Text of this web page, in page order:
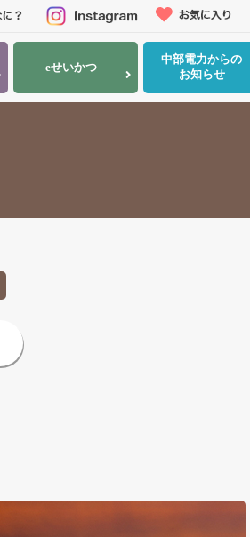
eせいかつ
中部電力からの
お知らせ